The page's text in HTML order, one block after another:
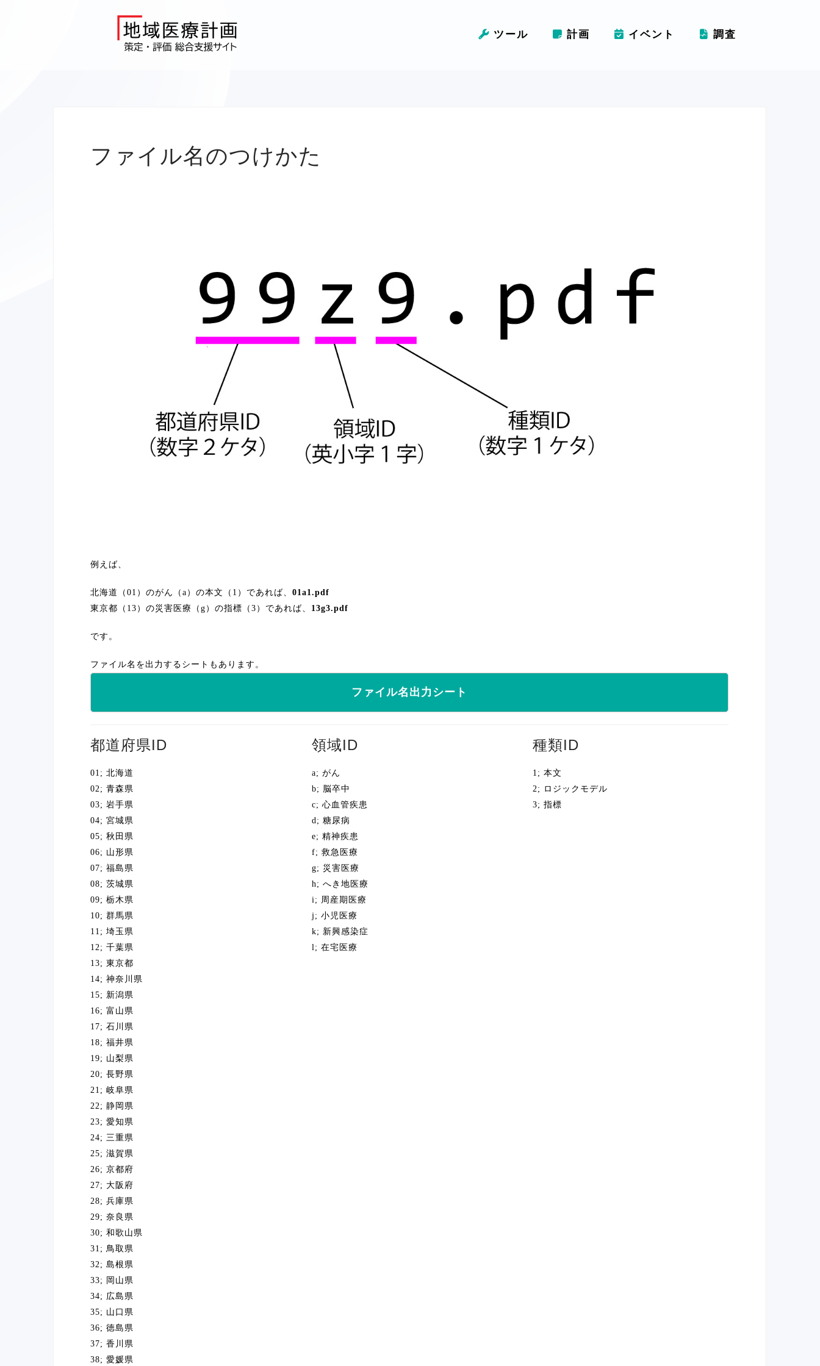
ツール 計画 イベント 調査
ファイル名のつけかた
例えば、
北海道（01）のがん（a）の本文（1）であれば、 01a1.pdf
東京都（13）の災害医療（g）の指標（3）であれば、 13g3.pdf
です。
ファイル名を出力するシートもあります。
ファイル名出力シート
都道府県ID
01; 北海道
02; 青森県
03; 岩手県
04; 宮城県
05; 秋田県
06; 山形県
07; 福島県
08; 茨城県
09; 栃木県
10; 群馬県
11; 埼玉県
12; 千葉県
13; 東京都
14; 神奈川県
15; 新潟県
16; 富山県
17; 石川県
18; 福井県
19; 山梨県
20; 長野県
21; 岐阜県
22; 静岡県
23; 愛知県
24; 三重県
25; 滋賀県
26; 京都府
27; 大阪府
28; 兵庫県
29; 奈良県
30; 和歌山県
31; 鳥取県
32; 島根県
33; 岡山県
34; 広島県
35; 山口県
36; 徳島県
37; 香川県
38; 愛媛県
領域ID
a; がん
b; 脳卒中
c; 心血管疾患
d; 糖尿病
e; 精神疾患
f; 救急医療
g; 災害医療
h; へき地医療
i; 周産期医療
j; 小児医療
k; 新興感染症
l; 在宅医療
種類ID
1; 本文
2; ロジックモデル
3; 指標